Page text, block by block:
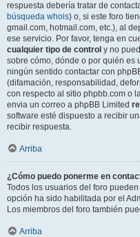
respuesta debería tratar de
búsqueda whois) o, si este foro
gmail.com, hotmail.com, etc.), al
ese servicio. Por favor, tenga en
cualquier tipo de control y no
sobre cómo, dónde o por quién es
ningún sentido contactar con
(difamación, responsabilidad,
con respecto al sitio phpbb.com o
envia un correo a phpBB Limited
software esté dispuesto a recibir
recibir respuesta.
Arriba
¿Cómo puedo ponerme en
Todos los usuarios del foro
opción ha sido habilitada por el
Los miembros del foro también
Arriba